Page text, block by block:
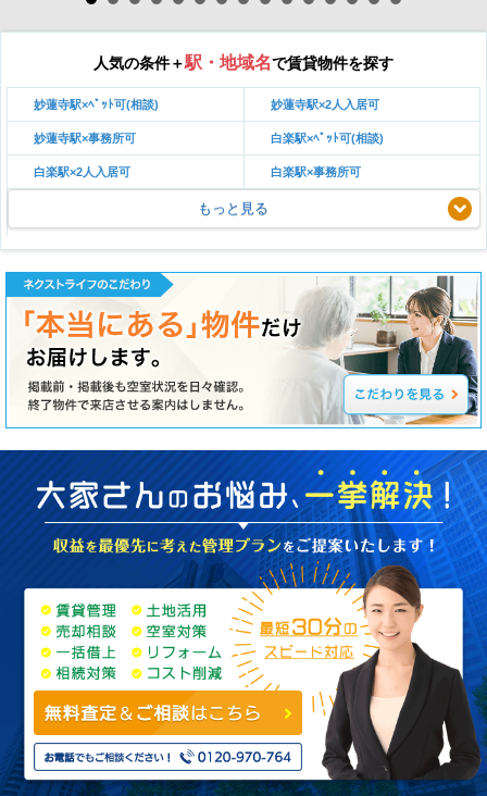
人気の条件＋駅・地域名で賃貸物件を探す
妙蓮寺駅×ﾍﾟｯﾄ可(相談) 妙蓮寺駅×2人入居可
妙蓮寺駅×事務所可 白楽駅×ﾍﾟｯﾄ可(相談)
白楽駅×2人入居可 白楽駅×事務所可
もっと見る